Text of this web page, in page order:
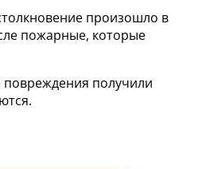
произошло в
пожарные, которые
получили